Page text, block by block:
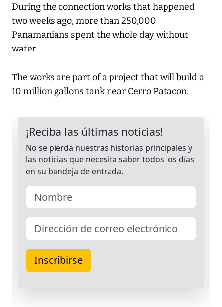
During the connection works that happened
two weeks ago, more than 250,000
Panamanians spent the whole day without
water.
The works are part of a project that will build a
10 million gallons tank near Cerro Patacon.